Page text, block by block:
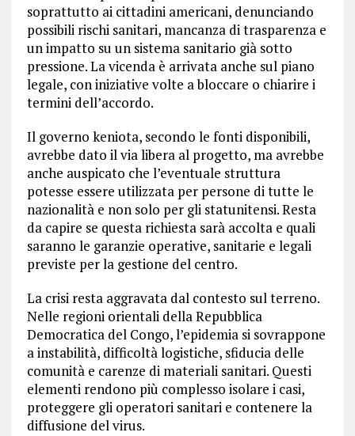
soprattutto ai cittadini americani, denunciando
possibili rischi sanitari, mancanza di trasparenza e
un impatto su un sistema sanitario già sotto
pressione. La vicenda è arrivata anche sul piano
legale, con iniziative volte a bloccare o chiarire i
termini dell’accordo.
Il governo keniota, secondo le fonti disponibili,
avrebbe dato il via libera al progetto, ma avrebbe
anche auspicato che l’eventuale struttura
potesse essere utilizzata per persone di tutte le
nazionalità e non solo per gli statunitensi. Resta
da capire se questa richiesta sarà accolta e quali
saranno le garanzie operative, sanitarie e legali
previste per la gestione del centro.
La crisi resta aggravata dal contesto sul terreno.
Nelle regioni orientali della Repubblica
Democratica del Congo, l’epidemia si sovrappone
a instabilità, difficoltà logistiche, sfiducia delle
comunità e carenze di materiali sanitari. Questi
elementi rendono più complesso isolare i casi,
proteggere gli operatori sanitari e contenere la
diffusione del virus.